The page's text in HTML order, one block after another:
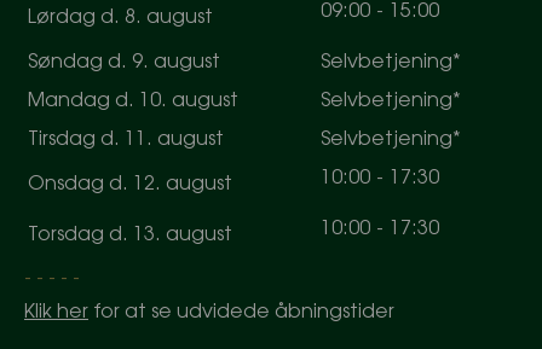
Lørdag d. 8. august 09:00 - 15:00
Søndag d. 9. august
Selvbetjening*
Mandag d. 10. august
Selvbetjening*
Tirsdag d. 11. august
Selvbetjening*
Onsdag d. 12. august 10:00 - 17:30
Torsdag d. 13. august 10:00 - 17:30
- - - - -
Klik her for at se udvidede åbningstider